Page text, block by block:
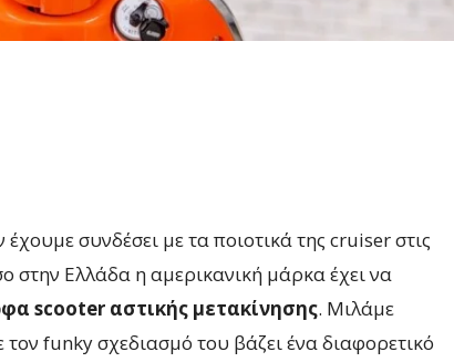
έχουμε συνδέσει με τα ποιοτικά της cruiser στις
στην Ελλάδα η αμερικανική μάρκα έχει να
scooter αστικής μετακίνησης. Μιλάμε
τον funky σχεδιασμό του βάζει ένα διαφορετικό